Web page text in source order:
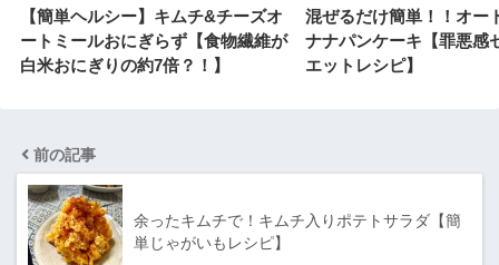
【簡単ヘルシー】キムチ&チーズオ
ートミールおにぎらず【食物繊維が
白米おにぎりの約7倍？！】
混ぜるだけ簡単！！オー
ナナパンケーキ【罪悪感
エットレシピ】
前の記事
余ったキムチで！キムチ入りポテトサラダ【簡
単じゃがいもレシピ】